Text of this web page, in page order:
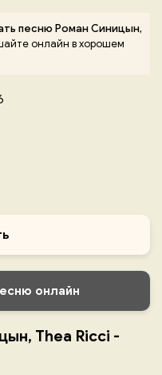
песню Роман Синицын,
онлайн в хорошем
онлайн
Thea Ricci -